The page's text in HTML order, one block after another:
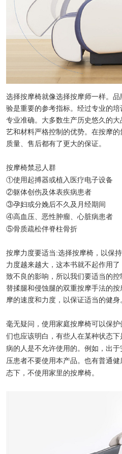
选择按摩椅就像选择按摩师一样。
验是重要的参考指标。经过专业的
专业准确。大多数生产历史悠久的
艺和材料严格控制的优势。在按摩
质量、售后都有了更大的保证。
按摩椅禁忌人群
①使用起搏器或植入医疗电子设备
②躯体创伤及体表疾病患者
③孕妇或分娩后不久及月经期间
④高血压、恶性肿瘤、心脏病患者
⑤骨质疏松伴脊柱骨折
按摩力度要适当:选择按摩椅，以保
力度越来越大，这本书就不起作用
致不良的影响，所以我们要适当的
替揉腿和侵蚀腿的双重按摩手法的
摩的速度和力度，以保证适当的健身
毫无疑问，使用家庭按摩椅可以保
们也应该明白，有些人在某种状态
病的人是不允许使用的。例如，出
压患者不要使用本产品。也有普通
态下，不使用家里的按摩椅。